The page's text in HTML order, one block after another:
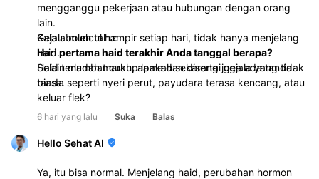
mengganggu pekerjaan atau hubungan dengan orang
lain.
Gejala muncul hampir setiap hari, tidak hanya menjelang
haid.
Haid terlambat cukup lama dan disertai gejala yang tidak
biasa.
Kalau boleh tahu:
Hari pertama haid terakhir Anda tanggal berapa?
Selain mudah marah, apakah sekarang juga ada tanda-
tanda seperti nyeri perut, payudara terasa kencang, atau
keluar flek?
6 hari yang lalu Suka Balas
Hello Sehat AI
Ya, itu bisa normal. Menjelang haid, perubahan hormon